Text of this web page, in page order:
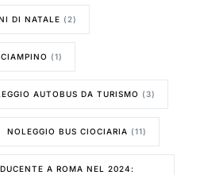
DI NATALE (2)
(1)
AUTOBUS DA TURISMO (3)
NOLEGGIO BUS CIOCIARIA (11)
A ROMA NEL 2024: